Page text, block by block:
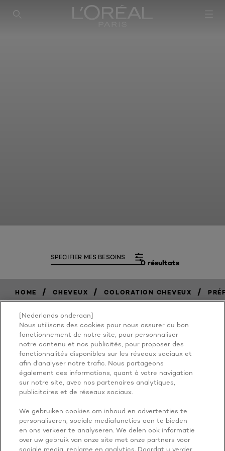
0 résultats
SPECIFIER MES BESOINS
HOME / CHEVEUX / COLORATION CHEVEUX /
BECAUSE
YOU'RE
WORTH IT
[Nederlands onderaan]
Nous utilisons des cookies pour nous assurer du bon
fonctionnement de notre site, pour personnaliser
notre contenu et nos publicités, pour proposer des
fonctionnalités disponibles sur les réseaux sociaux et
afin d’analyser notre trafic. Nous partageons
également des informations, quant à votre navigation
sur notre site, avec nos partenaires analytiques,
publicitaires et de réseaux sociaux.
We gebruiken cookies om inhoud en advertenties te
personaliseren, sociale mediafuncties aan te bieden
en ons verkeer te analyseren. We delen ook informatie
over uw gebruik van onze site met onze partners voor
sociale media, reclame en analytics. Doordat u verder